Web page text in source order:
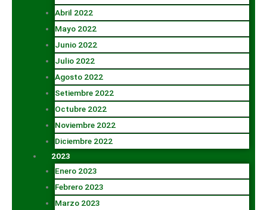
Abril 2022
Mayo 2022
Junio 2022
Julio 2022
Agosto 2022
Setiembre 2022
Octubre 2022
Noviembre 2022
Diciembre 2022
2023
Enero 2023
Febrero 2023
Marzo 2023